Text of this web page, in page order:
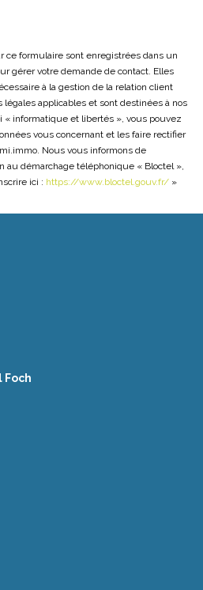
ce formulaire sont enregistrées dans un
gérer votre demande de contact. Elles
à la gestion de la relation client
applicables et sont destinées à nos
« informatique et libertés », vous pouvez
vous concernant et les faire rectifier
Nous vous informons de
au démarchage téléphonique « Bloctel »,
ici : https://www.bloctel.gouv.fr/ »
Foch